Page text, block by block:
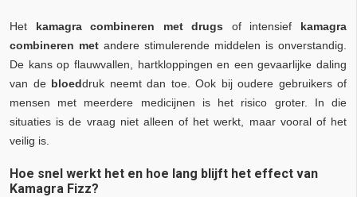
Het kamagra combineren met drugs of intensief kamagra
combineren met andere stimulerende middelen is onverstandig.
De kans op flauwvallen, hartkloppingen en een gevaarlijke daling
van de bloeddruk neemt dan toe. Ook bij oudere gebruikers of
mensen met meerdere medicijnen is het risico groter. In die
situaties is de vraag niet alleen of het werkt, maar vooral of het
veilig is.
Hoe snel werkt het en hoe lang blijft het effect van
Kamagra Fizz?